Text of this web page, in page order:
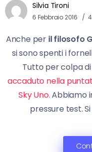
Silvia Tironi
6 Febbraio 2016
Anche per il filosofo
si sono spenti i
Tutto per colpa di
accaduto nella
Sky Uno.Abbiamo
pressure test.